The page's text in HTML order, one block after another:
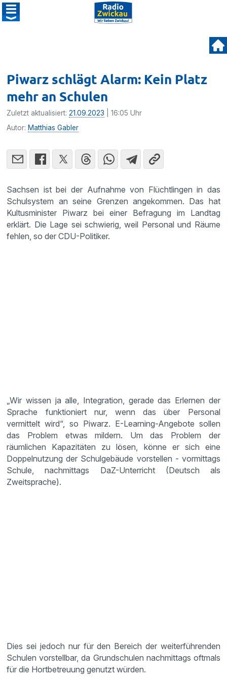
Piwarz schlägt Alarm: Kein Platz
mehr an Schulen
Zuletzt aktualisiert:21.09.2023 | 16:05 Uhr
Autor: Matthias Gabler
Sachsen ist bei der Aufnahme von Flüchtlingen in das
Schulsystem an seine Grenzen angekommen. Das hat
Kultusminister Piwarz bei einer Befragung im Landtag
erklärt. Die Lage sei schwierig, weil Personal und Räume
fehlen, so der CDU-Politiker.
„Wir wissen ja alle, Integration, gerade das Erlernen der
Sprache funktioniert nur, wenn das über Personal
vermittelt wird“, so Piwarz. E-Learning-Angebote sollen
das Problem etwas mildern. Um das Problem der
räumlichen Kapazitäten zu lösen, könne er sich eine
Doppelnutzung der Schulgebäude vorstellen - vormittags
Schule, nachmittags DaZ-Unterricht (Deutsch als
Zweitsprache).
Dies sei jedoch nur für den Bereich der weiterführenden
Schulen vorstellbar, da Grundschulen nachmittags oftmals
für die Hortbetreuung genutzt würden.